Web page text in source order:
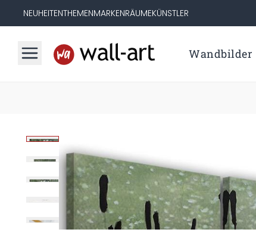
NEUHEITENTHEMENMARKENRÄUMEKÜNSTLER
Wandbilder